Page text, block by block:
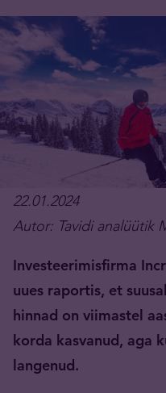
22.01.2024
Autor: Tavidi analüütik
Investeerimisfirma
uues raportis, et
hinnad on viimastel
korda kasvanud, aga
langenud.